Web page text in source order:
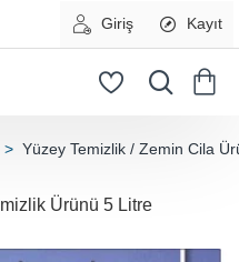
Giriş Kayıt
Yüzey Temizlik / Zemin Cila
Ürünü 5 Litre